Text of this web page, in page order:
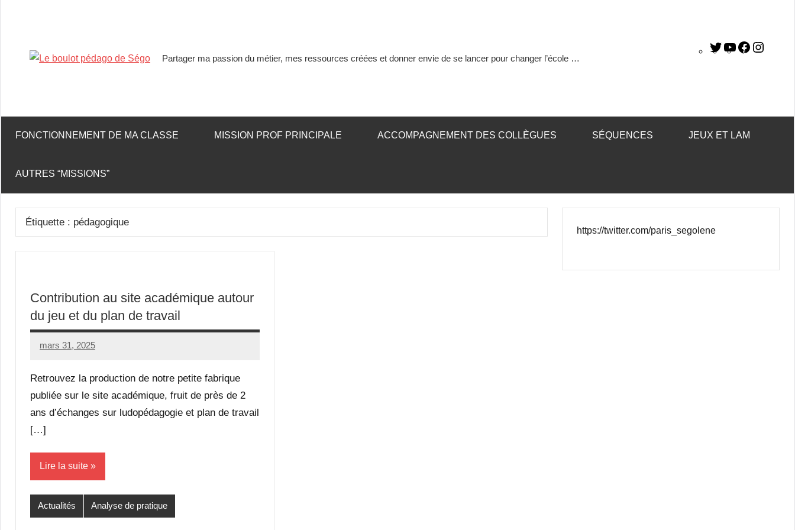
pédago
Ségo
Partager ma passion du métier, mes ressources créées et donner envie de se lancer pour changer l’école …
FONCTIONNEMENT DE MA CLASSE MISSION PROF PRINCIPALE ACCOMPAGNEMENT DES COLLÈGUES SÉQUENCES JEUX ET LAM
AUTRES “MISSIONS”
Étiquette : pédagogique
Contribution au site académique autour
du jeu et du plan de travail
mars 31, 2025
Seg0_La_Vraie
Aucun
Retrouvez la production de notre petite fabrique
publiée sur le site académique, fruit de près de 2
ans d’échanges sur ludopédagogie et plan de travail
[…]
Lire la suite
Actualités Analyse de pratique
https://twitter.com/paris_segolene